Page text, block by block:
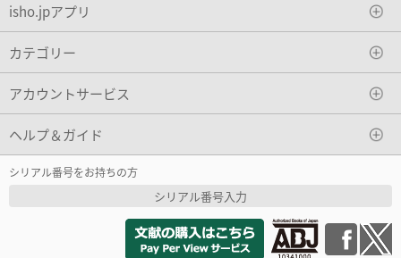
isho.jpアプリ
カテゴリー
アカウントサービス
ヘルプ＆ガイド
シリアル番号をお持ちの方
シリアル番号入力